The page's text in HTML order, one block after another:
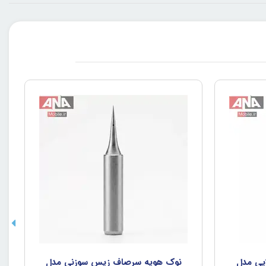
مدل
نوک هويه سرصاف زيس سوزني مدل